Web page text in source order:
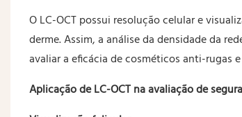
O LC-OCT possui resolução celular e
derme. Assim, a análise da densidade da
avaliar a eficácia de cosméticos anti-rugas
Aplicação de LC-OCT na avaliação de